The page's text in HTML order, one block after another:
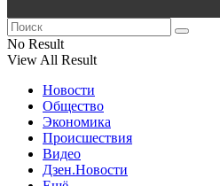
No Result
View All Result
Новости
Общество
Экономика
Происшествия
Видео
Дзен.Новости